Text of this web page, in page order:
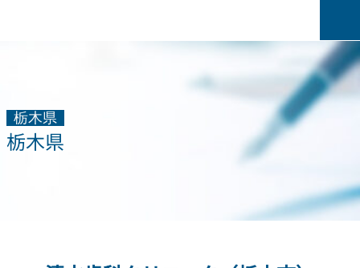
栃木県
栃木県